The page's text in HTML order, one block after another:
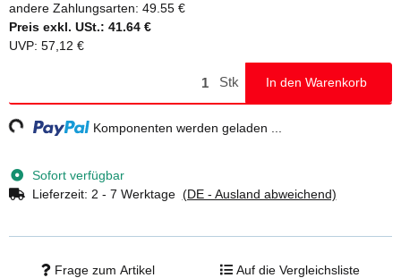
andere Zahlungsarten: 49.55 €
Preis exkl. USt.: 41.64 €
UVP: 57,12 €
Stk In den Warenkorb
Komponenten werden geladen ...
Sofort verfügbar
Lieferzeit: 2 - 7 Werktage (DE - Ausland abweichend)
Frage zum Artikel Auf die Vergleichsliste